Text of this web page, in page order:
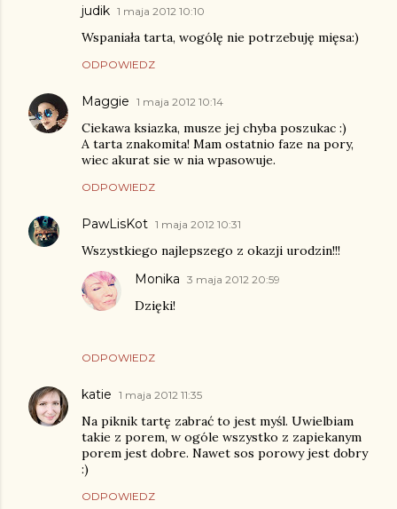
judik 1 maja 2012 10:10
Wspaniała tarta, wogólę nie potrzebuję mięsa:)
ODPOWIEDZ
Maggie 1 maja 2012 10:14
Ciekawa ksiazka, musze jej chyba poszukac :)
A tarta znakomita! Mam ostatnio faze na pory,
wiec akurat sie w nia wpasowuje.
ODPOWIEDZ
PawLisKot 1 maja 2012 10:31
Wszystkiego najlepszego z okazji urodzin!!!
ODPOWIEDZ
Monika 3 maja 2012 20:59
Dzięki!
katie 1 maja 2012 11:35
Na piknik tartę zabrać to jest myśl. Uwielbiam
takie z porem, w ogóle wszystko z zapiekanym
porem jest dobre. Nawet sos porowy jest dobry
:)
ODPOWIEDZ